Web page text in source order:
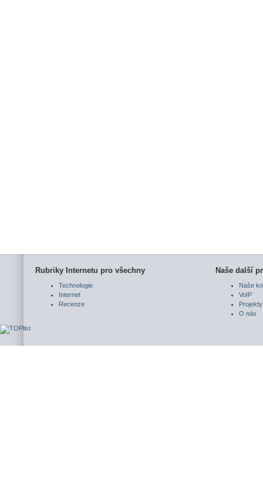
Rubriky Internetu pro všechny
Technologie
Internet
Recenze
Naše další
Naše
VoIP
Projekty
O nás